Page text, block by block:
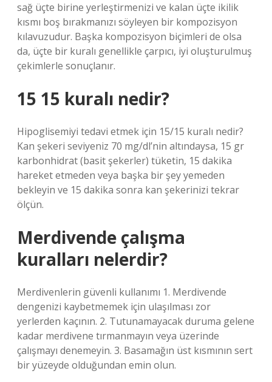
sağ üçte birine yerleştirmenizi ve kalan üçte ikilik
kısmı boş bırakmanızı söyleyen bir kompozisyon
kılavuzudur. Başka kompozisyon biçimleri de olsa
da, üçte bir kuralı genellikle çarpıcı, iyi oluşturulmuş
çekimlerle sonuçlanır.
15 15 kuralı nedir?
Hipoglisemiyi tedavi etmek için 15/15 kuralı nedir?
Kan şekeri seviyeniz 70 mg/dl’nin altındaysa, 15 gr
karbonhidrat (basit şekerler) tüketin, 15 dakika
hareket etmeden veya başka bir şey yemeden
bekleyin ve 15 dakika sonra kan şekerinizi tekrar
ölçün.
Merdivende çalışma
kuralları nelerdir?
Merdivenlerin güvenli kullanımı 1. Merdivende
dengenizi kaybetmemek için ulaşılması zor
yerlerden kaçının. 2. Tutunamayacak duruma gelene
kadar merdivene tırmanmayın veya üzerinde
çalışmayı denemeyin. 3. Basamağın üst kısmının sert
bir yüzeyde olduğundan emin olun.